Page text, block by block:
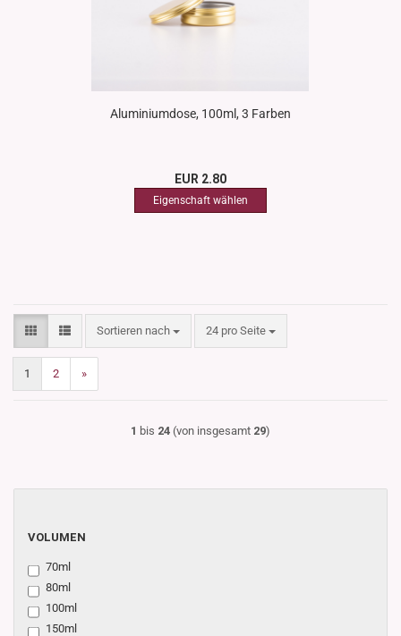
Aluminiumdose, 100ml, 3 Farben
EUR 2.80
Sortieren nach
Sortieren nach 24 pro Seite
pro Seite
1 2 »
1 bis 24 (von insgesamt 29)
VOLUMEN
VOLUMEN
70ml
80ml
100ml
150ml